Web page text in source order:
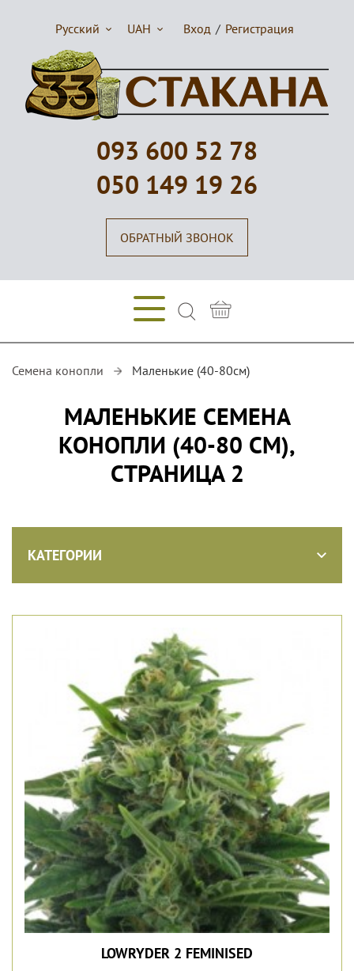
093 600 52 78
050 149 19 26
ОБРАТНЫЙ ЗВОНОК
Русский UAH Вход / Регистрация
Семена конопли Маленькие (40-80см)
МАЛЕНЬКИЕ СЕМЕНА
КОНОПЛИ (40-80 СМ),
СТРАНИЦА 2
КАТЕГОРИИ
LOWRYDER 2 FEMINISED